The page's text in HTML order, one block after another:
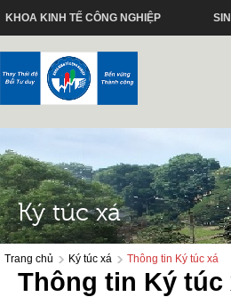
KHOA KINH TẾ CÔNG NGHIỆP
Ký túc xá
Trang chủ Ký túc xá Thông tin Ký túc xá
Thông tin Ký túc